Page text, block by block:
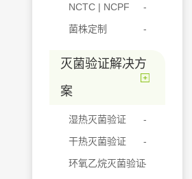
NCTC | NCPF
菌株定制
灭菌验证解决方
案
湿热灭菌验证
干热灭菌验证
环氧乙烷灭菌验证